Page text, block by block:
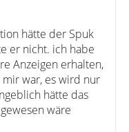
hätte der Spuk
er nicht. ich habe
Anzeigen erhalten,
war, es wird nur
hätte das
wäre